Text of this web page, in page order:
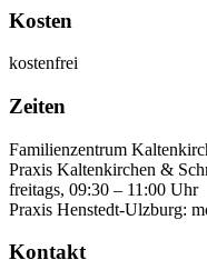
Kosten
kostenfrei
Zeiten
Familienzentrum
Praxis Kaltenkirchen &
freitags, 09:30 – 11:00 Uhr
Praxis Henstedt-Ulzburg:
Kontakt